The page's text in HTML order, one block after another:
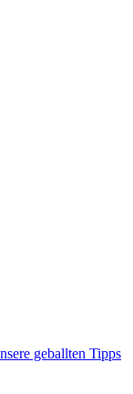
geballten Tipps